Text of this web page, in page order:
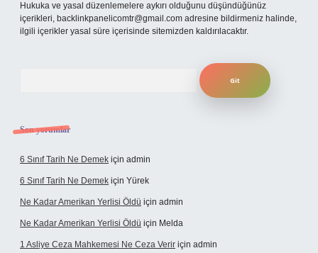
Hukuka ve yasal düzenlemelere aykırı olduğunu düşündüğünüz
içerikleri, backlinkpanelicomtr@gmail.com adresine bildirmeniz halinde,
ilgili içerikler yasal süre içerisinde sitemizden kaldırılacaktır.
Son yorumlar
6 Sınıf Tarih Ne Demek için admin
6 Sınıf Tarih Ne Demek için Yürek
Ne Kadar Amerikan Yerlisi Öldü için admin
Ne Kadar Amerikan Yerlisi Öldü için Melda
1 Asliye Ceza Mahkemesi Ne Ceza Verir için admin